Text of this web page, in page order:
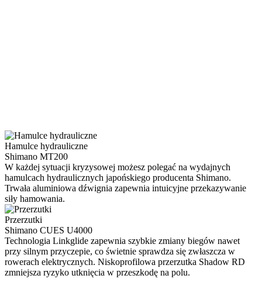
Hamulce hydrauliczne
Shimano MT200
W każdej sytuacji kryzysowej możesz polegać na wydajnych
hamulcach hydraulicznych japońskiego producenta Shimano.
Trwała aluminiowa dźwignia zapewnia intuicyjne przekazywanie
siły hamowania.
Przerzutki
Shimano CUES U4000
Technologia Linkglide zapewnia szybkie zmiany biegów nawet
przy silnym przyczepie, co świetnie sprawdza się zwłaszcza w
rowerach elektrycznych. Niskoprofilowa przerzutka Shadow RD
zmniejsza ryzyko utknięcia w przeszkodę na polu.